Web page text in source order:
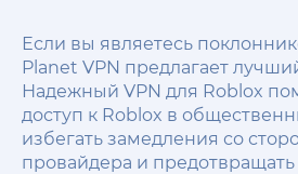
Если вы являетесь
Planet VPN предлагает
Надежный VPN для Roblox
доступ к Roblox в
избегать замедления со
провайдера и предотвращать